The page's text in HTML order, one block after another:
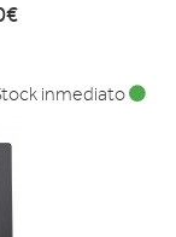
inmediato